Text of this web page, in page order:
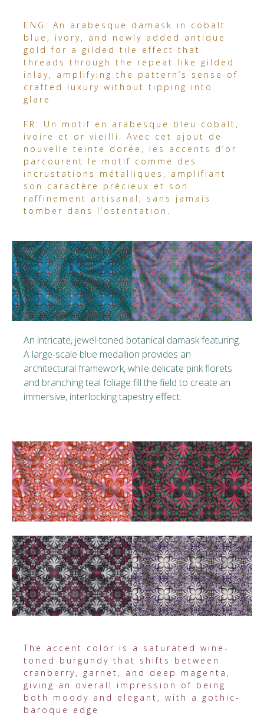
ENG: An arabesque damask in cobalt
blue, ivory, and newly added antique
gold for a gilded tile effect that
threads through the repeat like gilded
inlay, amplifying the pattern’s sense of
crafted luxury without tipping into
glare
FR: Un motif en arabesque bleu cobalt,
ivoire et or vieilli. Avec cet ajout de
nouvelle teinte dorée, les accents d’or
parcourent le motif comme des
incrustations métalliques, amplifiant
son caractère précieux et son
raffinement artisanal, sans jamais
tomber dans l’ostentation.
An intricate, jewel-toned botanical damask featuring.
A large-scale blue medallion provides an
architectural framework, while delicate pink florets
and branching teal foliage fill the field to create an
immersive, interlocking tapestry effect.
The accent color is a saturated wine-
toned burgundy that shifts between
cranberry, garnet, and deep magenta,
giving an overall impression of being
both moody and elegant, with a gothic-
baroque edge